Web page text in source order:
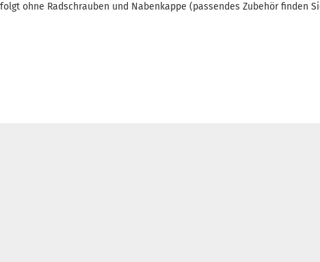
ohne Radschrauben und Nabenkappe (passendes Zubehör finden